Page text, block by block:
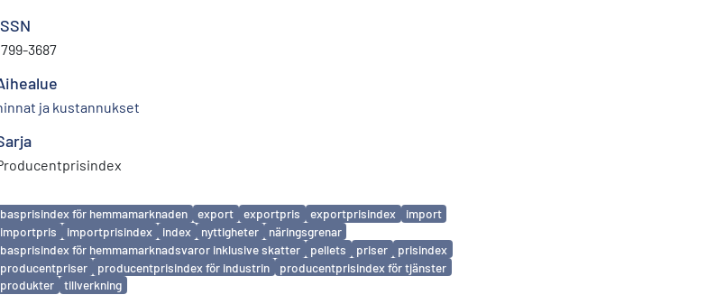
3687
ja kustannukset
basprisindex för hemmamarknaden export exportpris exportprisindex
import
importpris
importprisindex index nyttigheter
näringsgrenar
basprisindex för hemmamarknadsvaror inklusive skatter
pellets priser
prisindex
producentpriser
producentprisindex för industrin
producentprisindex för tjänster
produkter
tillverkning